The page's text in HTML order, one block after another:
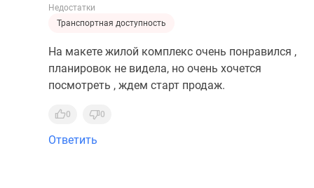
Недостатки
Транспортная доступность
На макете жилой комплекс очень понравился ,
планировок не видела, но очень хочется
посмотреть , ждем старт продаж.
0 0
Ответить